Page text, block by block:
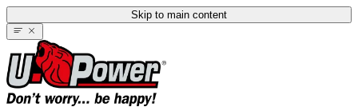
Skip to main content